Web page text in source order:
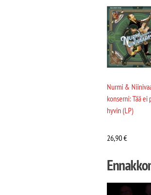
Nurmi &
konserni: Tää ei
hyvin (LP)
26,90€